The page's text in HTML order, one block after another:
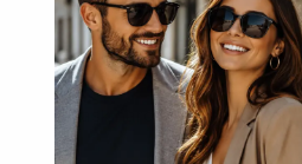
odcienie
to dziecięcy kask
miękką wyściółką –
Kask narciarski dla dzieci
odcienie